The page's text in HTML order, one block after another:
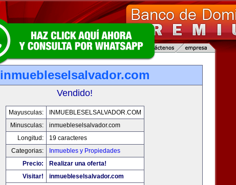
inmuebleselsalvador.com
Vendido!
Mayusculas:
INMUEBLESELSALVADOR.COM
Minusculas:
inmuebleselsalvador.com
Longitud:
19 caracteres
Categorias:
Inmuebles y Propiedades
Precio:
Realizar una oferta!
Visitar!
inmuebleselsalvador.com